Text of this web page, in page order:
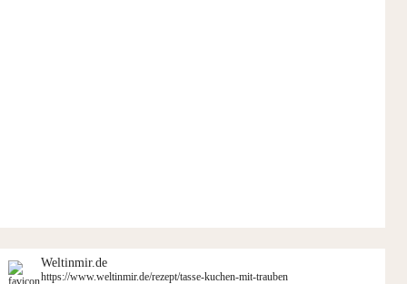
Weltinmir.de
https://www.weltinmir.de/rezept/tasse-kuchen-mit-trauben